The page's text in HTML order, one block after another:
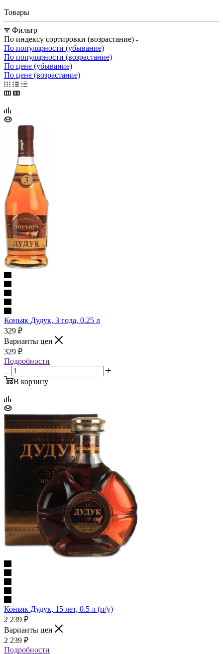
Товары
Фильтр
По индексу сортировки (возрастание)
По популярности (убывание)
По популярности (возрастание)
По цене (убывание)
По цене (возрастание)
Коньяк Дудук, 3 года, 0.25 л
329 ₽
Варианты цен
329 ₽
Подробности
В корзину
Коньяк Дудук, 15 лет, 0.5 л (п/у)
2 239 ₽
Варианты цен
2 239 ₽
Подробности